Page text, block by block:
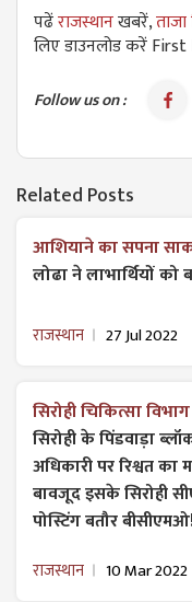
पढेंराजस्थानखबरें,
लिए डाउनलोड करें
Follow us on :
Related Posts
आशियाने का सपना
लोढा ने लाभार्थियों को
राजस्थान 27 Jul 2022
सिरोही चिकित्सा
सिरोही के पिंडवाड़ा
अधिकारी पर रिश्वत का
बावजूद इसके सिरोही
पोस्टिंग बतौर
राजस्थान 10 Mar 2022